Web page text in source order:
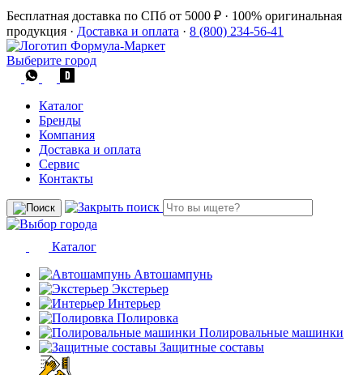
Бесплатная доставка по СПб от 5000 ₽ · 100% оригинальная
продукция · Доставка и оплата · 8 (800) 234-56-41
Выберите город
Каталог
Бренды
Компания
Доставка и оплата
Сервис
Контакты
Каталог
Автошампунь
Экстерьер
Интерьер
Полировка
Полировальные машинки
Защитные составы